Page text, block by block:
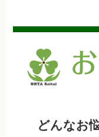
どんなお